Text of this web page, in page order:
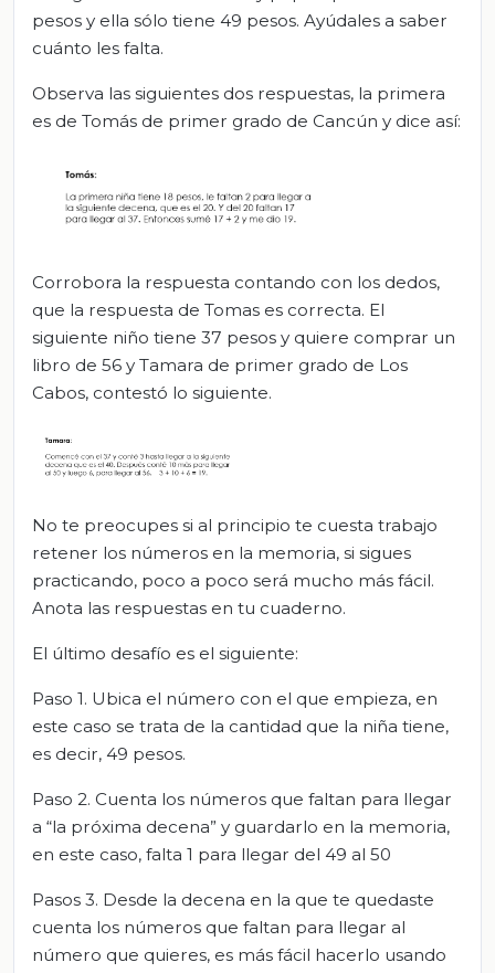
pesos y ella sólo tiene 49 pesos. Ayúdales a saber
cuánto les falta.
Observa las siguientes dos respuestas, la primera
es de Tomás de primer grado de Cancún y dice así:
Corrobora la respuesta contando con los dedos,
que la respuesta de Tomas es correcta. El
siguiente niño tiene 37 pesos y quiere comprar un
libro de 56 y Tamara de primer grado de Los
Cabos, contestó lo siguiente.
No te preocupes si al principio te cuesta trabajo
retener los números en la memoria, si sigues
practicando, poco a poco será mucho más fácil.
Anota las respuestas en tu cuaderno.
El último desafío es el siguiente:
Paso 1. Ubica el número con el que empieza, en
este caso se trata de la cantidad que la niña tiene,
es decir, 49 pesos.
Paso 2. Cuenta los números que faltan para llegar
a “la próxima decena” y guardarlo en la memoria,
en este caso, falta 1 para llegar del 49 al 50
Pasos 3. Desde la decena en la que te quedaste
cuenta los números que faltan para llegar al
número que quieres, es más fácil hacerlo usando